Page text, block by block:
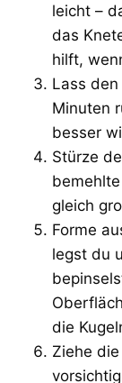
leicht –
das
hilft,
Lass
Minuten
besser
Stürze
gleich
Forme
legst du
die
Ziehe